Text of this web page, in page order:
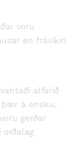
voru
en frávikin
alfarið
á ensku,
gerðar
orðalag